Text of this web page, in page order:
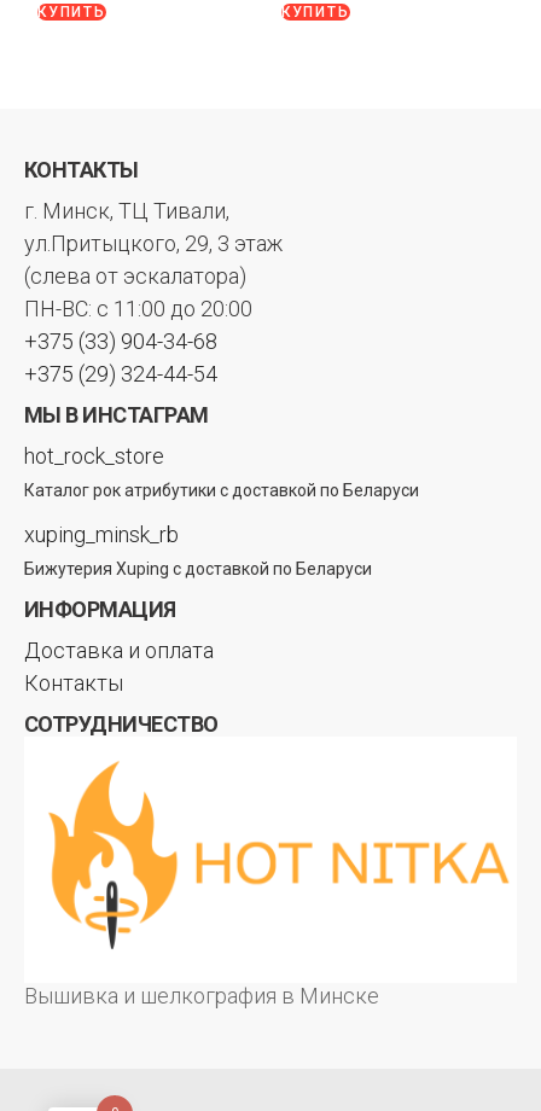
КУПИТЬ
КУПИТЬ
КОНТАКТЫ
г. Минск, ТЦ Тивали,
ул.Притыцкого, 29, 3 этаж
(слева от эскалатора)
ПН-ВС: с 11:00 до 20:00
+375 (33) 904-34-68
+375 (29) 324-44-54
МЫ В ИНСТАГРАМ
hot_rock_store
Каталог рок атрибутики с доставкой по Беларуси
xuping_minsk_rb
Бижутерия Xuping с доставкой по Беларуси
ИНФОРМАЦИЯ
Доставка и оплата
Контакты
СОТРУДНИЧЕСТВО
Вышивка и шелкография в Минске